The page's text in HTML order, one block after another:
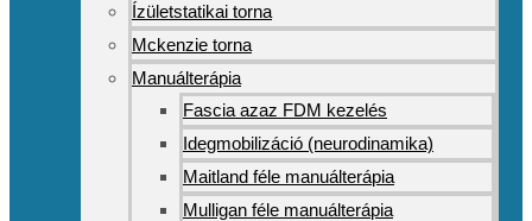
Ízületstatikai torna
Mckenzie torna
Manuálterápia
Fascia azaz FDM kezelés
Idegmobilizáció (neurodinamika)
Maitland féle manuálterápia
Mulligan féle manuálterápia